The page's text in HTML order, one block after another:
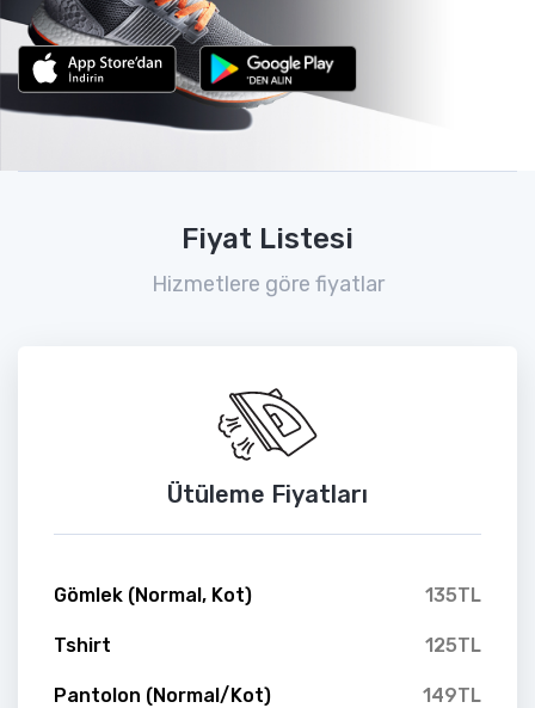
Fiyat Listesi
Hizmetlere göre fiyatlar
Ütüleme Fiyatları
Gömlek (Normal, Kot) 135TL
Tshirt 125TL
Pantolon (Normal/Kot) 149TL